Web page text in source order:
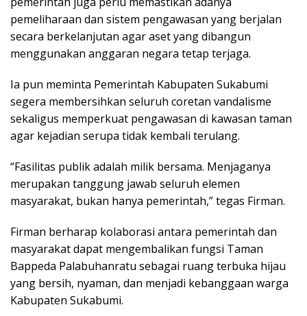
pemeliharaan dan sistem pengawasan yang berjalan
secara berkelanjutan agar aset yang dibangun
menggunakan anggaran negara tetap terjaga.
Ia pun meminta Pemerintah Kabupaten Sukabumi
segera membersihkan seluruh coretan vandalisme
sekaligus memperkuat pengawasan di kawasan taman
agar kejadian serupa tidak kembali terulang.
“Fasilitas publik adalah milik bersama. Menjaganya
merupakan tanggung jawab seluruh elemen
masyarakat, bukan hanya pemerintah,” tegas Firman.
Firman berharap kolaborasi antara pemerintah dan
masyarakat dapat mengembalikan fungsi Taman
Bappeda Palabuhanratu sebagai ruang terbuka hijau
yang bersih, nyaman, dan menjadi kebanggaan warga
Kabupaten Sukabumi.